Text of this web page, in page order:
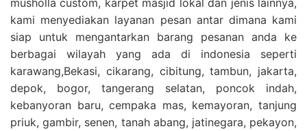
kami menyediakan layanan pesan antar dimana kami
siap untuk mengantarkan barang pesanan anda ke
berbagai wilayah yang ada di indonesia seperti
karawang,Bekasi, cikarang, cibitung, tambun, jakarta,
depok, bogor, tangerang selatan, poncok indah,
kebanyoran baru, cempaka mas, kemayoran, tanjung
priuk, gambir, senen, tanah abang, jatinegara, pekayon,